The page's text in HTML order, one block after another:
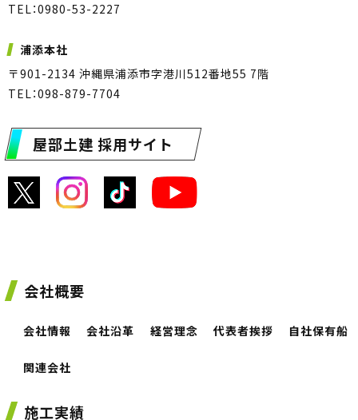
TEL：0980-53-2227
浦添本社
〒901-2134 沖縄県浦添市字港川512番地55 7階
TEL：098-879-7704
屋部土建 採用サイト
会社概要
会社情報 会社沿革 経営理念 代表者挨拶 自社保有船
関連会社
施工実績